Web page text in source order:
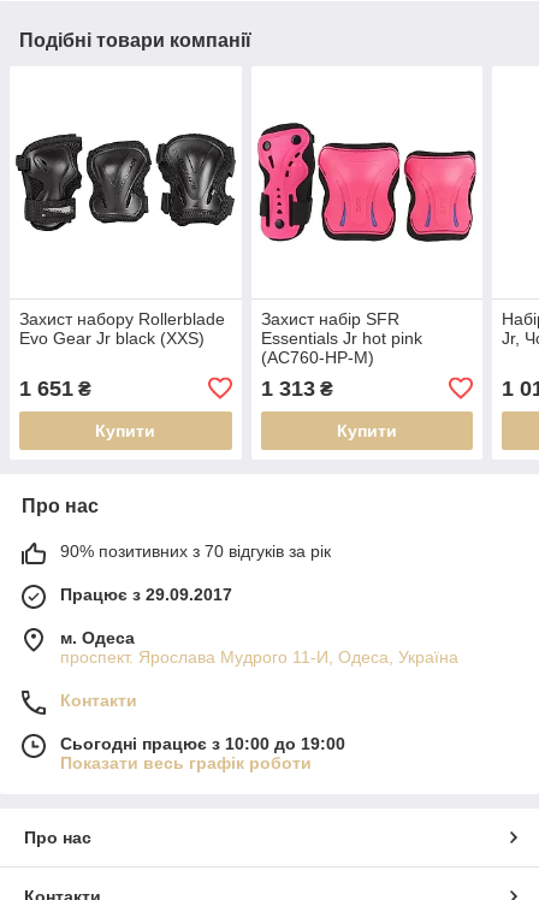
Подібні товари компанії
Захист набору Rollerblade
Evo Gear Jr black (XXS)
1 651 ₴
Купити
Захист набір SFR
Essentials Jr hot pink
(AC760-HP-M)
1 313₴
Купити
Jr,
1
Про нас
90% позитивних з 70 відгуків за рік
Працює з 29.09.2017
м. Одеса
проспект. Ярослава Мудрого 11-И, Одеса, Україна
Контакти
Сьогодні працює з 10:00 до 19:00
Показати весь графік роботи
Про нас